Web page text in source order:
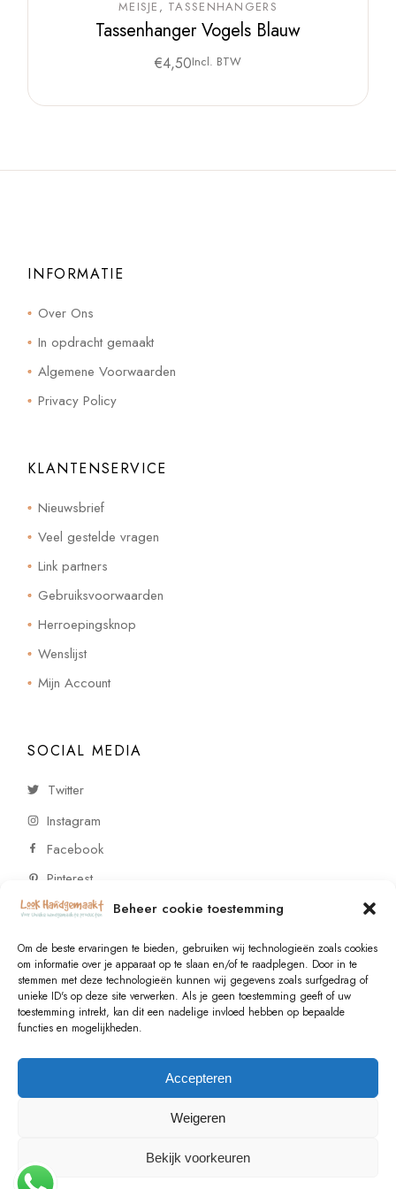
Beheer cookie toestemming
Om de beste ervaringen te bieden, gebruiken wij technologieën zoals cookies
om informatie over je apparaat op te slaan en/of te raadplegen. Door in te
stemmen met deze technologieën kunnen wij gegevens zoals surfgedrag of
unieke ID's op deze site verwerken. Als je geen toestemming geeft of uw
toestemming intrekt, kan dit een nadelige invloed hebben op bepaalde
functies en mogelijkheden.
Accepteren
Weigeren
Bekijk voorkeuren
MEISJE TASSENHANGERS
Tassenhanger Vogels Blauw
€4,50Incl. BTW
INFORMATIE
Over Ons
In opdracht gemaakt
Algemene Voorwaarden
Privacy Policy
KLANTENSERVICE
Nieuwsbrief
Veel gestelde vragen
Link partners
Gebruiksvoorwaarden
Herroepingsknop
Wenslijst
Mijn Account
SOCIAL MEDIA
Twitter
Instagram
Facebook
Pinterest
CONTACT
Vragen of wensen? Neem contact op!
+31 (0)6 229 021 29
© 2023 , All Rights Reserved